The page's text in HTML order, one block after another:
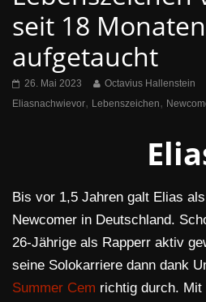
seit 18 Monaten
aufgetaucht
26. Mai 2023 Octavius Hallenstein
Eliasnachwievor, Lebenszeichen,
Bis vor 1,5 Jahren galt Elias
Newcomer in Deutschland.
26-Jährige als Rapperr aktiv
seine Solokarriere dann dank
Summer Cem richtig durch. Mit